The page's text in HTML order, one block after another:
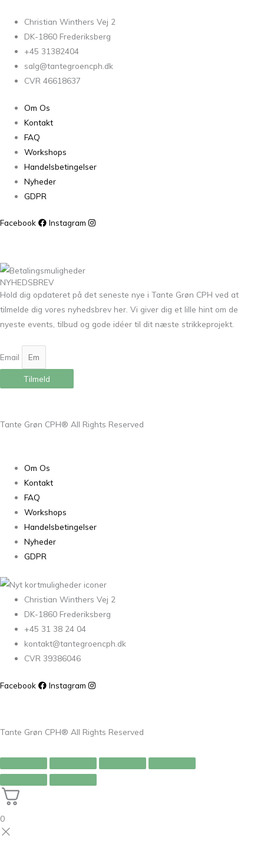
Christian Winthers Vej 2
DK-1860 Frederiksberg
+45 31382404
salg@tantegroencph.dk
CVR 46618637
Om Os
Kontakt
FAQ
Workshops
Handelsbetingelser
Nyheder
GDPR
Facebook Instagram
NYHEDSBREV
Hold dig opdateret på det seneste nye i Tante Grøn CPH ved at
tilmelde dig vores nyhedsbrev her. Vi giver dig et lille hint om de
nyeste events, tilbud og gode idéer til dit næste strikkeprojekt.
Email
Tilmeld
Tante Grøn CPH® All Rights Reserved
Om Os
Kontakt
FAQ
Workshops
Handelsbetingelser
Nyheder
GDPR
Christian Winthers Vej 2
DK-1860 Frederiksberg
+45 31 38 24 04
kontakt@tantegroencph.dk
CVR 39386046
Facebook Instagram
Tante Grøn CPH® All Rights Reserved
0